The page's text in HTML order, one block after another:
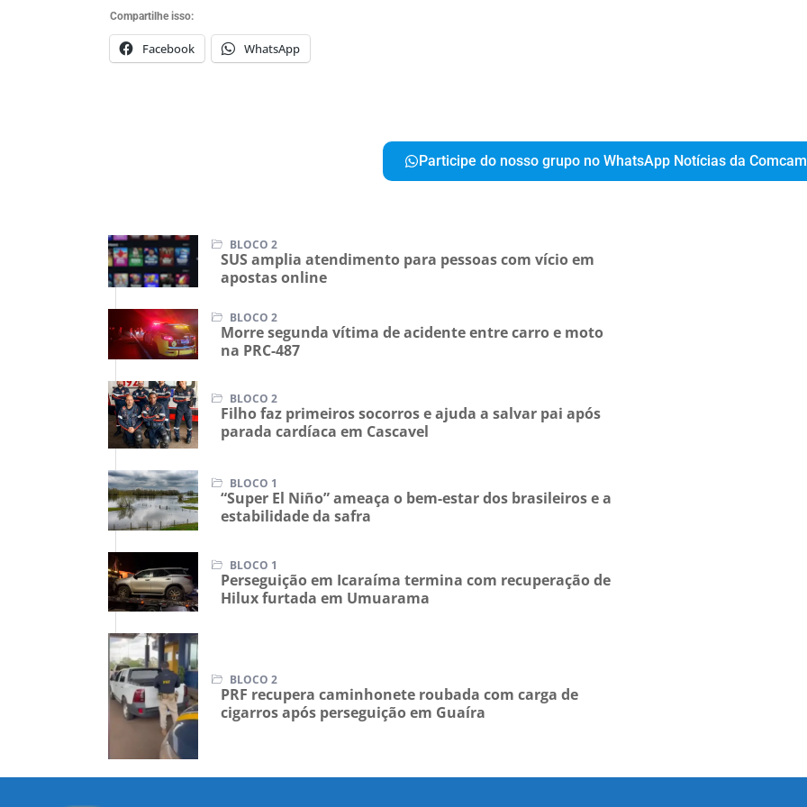
ordem pública, além de reforçar a necessidade de cooperação da comunidade com
Compartilhe isso:
BLOCO 2
apostas online
BLOCO 2
na PRC-487
BLOCO 2
BLOCO 1
estabilidade da safra
BLOCO 1
BLOCO 2